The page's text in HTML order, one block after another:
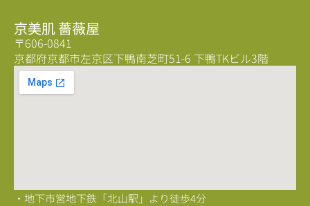
京美肌 薔薇屋
〒606-0841
京都府京都市左京区下鴨南芝町51-6 下鴨TKビル3階
・地下市営地下鉄「北山駅」より徒歩4分